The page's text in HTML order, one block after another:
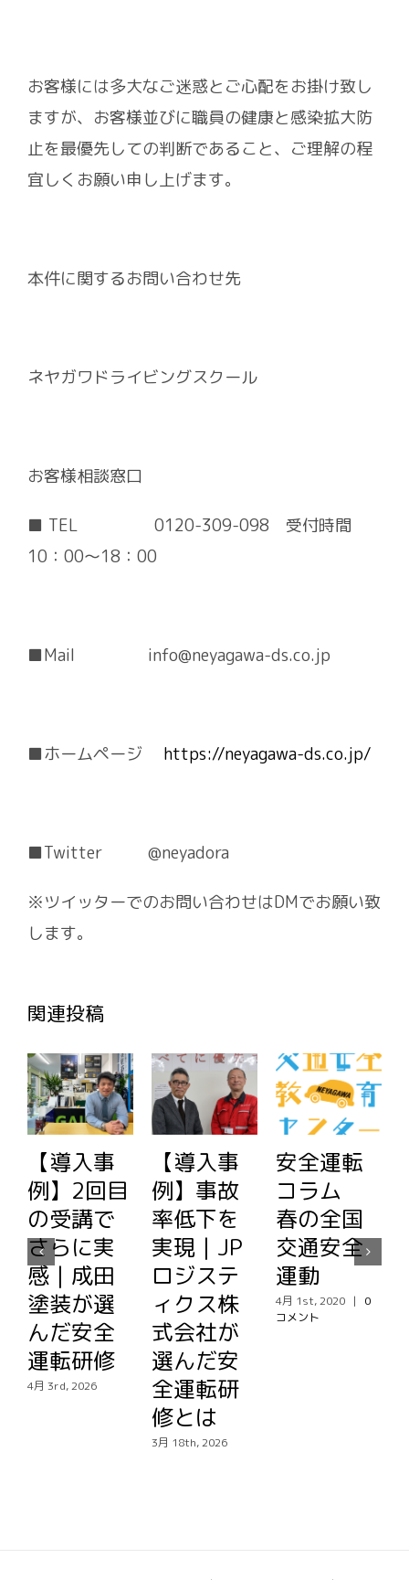
お客様には多大なご迷惑とご心配をお掛け致し
ますが、お客様並びに職員の健康と感染拡大防
止を最優先しての判断であること、ご理解の程
宜しくお願い申し上げます。
本件に関するお問い合わせ先
ネヤガワドライビングスクール
お客様相談窓口
■ TEL 0120-309-098 受付時間
10：00～18：00
■Mail info@neyagawa-ds.co.jp
■ホームページ https://neyagawa-ds.co.jp/
■Twitter @neyadora
※ツイッターでのお問い合わせはDMでお願い致
します。
関連投稿
【導入事
例】2回目
の受講で
さらに実
感｜成田
塗装が選
んだ安全
運転研修
4月 3rd, 2026
【導入事
例】事故
率低下を
実現｜JP
ロジステ
ィクス株
式会社が
選んだ安
全運転研
修とは
3月 18th, 2026
安全運転
コラム
春の全国
交通安全
運動
4月 1st, 2020 |
0
コメント